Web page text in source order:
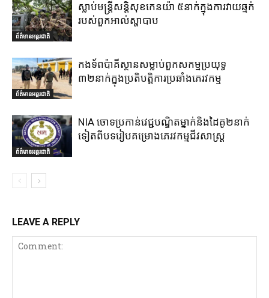
ព័ត៌មានអន្តរជាតិ
ស្លាប់មន្ត្រីសន្តិសុខកេនយ៉ា ៥នាក់ក្នុងការវាយឆ្មក់
របស់ពួកអាល់ស្ហាបាប
ព័ត៌មានអន្តរជាតិ
កងទ័ពប៉ាគីស្ថានសម្លាប់ពួកសកម្មប្រយុទ្ធ
៣២នាក់ក្នុងប្រតិបត្តិការប្រឆាំងភេរវកម្ម
ព័ត៌មានអន្តរជាតិ
NIA ចោទប្រកាន់វេជ្ជបណ្ឌិតម្នាក់និងដៃគូ២នាក់
ទៀតពីបទរៀបគម្រោងភេរវកម្មជីវសាស្ត្រ
LEAVE A REPLY